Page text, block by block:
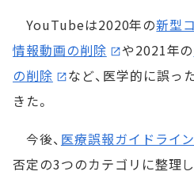
YouTubeは2020年の新型
情報動画の削除
や2021年の
の削除
など、医学的に誤っ
きた。
今後、 医療誤報ガイドライン
否定の3つのカテゴリに整理